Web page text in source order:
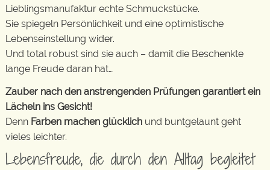
Lieblingsmanufaktur echte Schmuckstücke.
Sie spiegeln Persönlichkeit und eine optimistische
Lebenseinstellung wider.
Und total robust sind sie auch – damit die Beschenkte
lange Freude daran hat…
Zauber nach den anstrengenden Prüfungen garantiert ein
Lächeln ins Gesicht!
Denn Farben machen glücklich und buntgelaunt geht
vieles leichter.
Lebensfreude, die durch den Alltag begleitet